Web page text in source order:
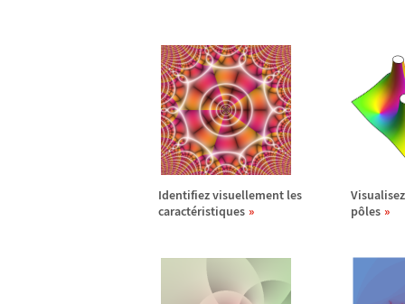
Identifiez visuellement les
caractéristiques
pôles